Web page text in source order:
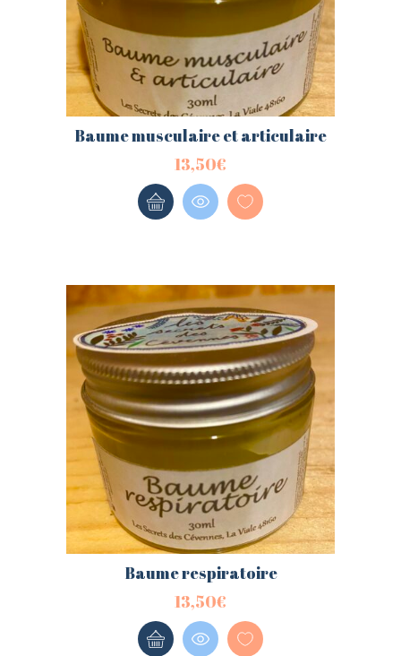
Baume musculaire et articulaire
13,50€
Baume respiratoire
13,50€
Connectez-vous ici.
Log into your account in just a few
steps.
Mot de passe oublié ?
CONNEXION